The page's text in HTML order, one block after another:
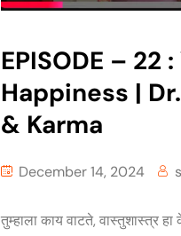
EPISODE –
Happiness |
& Karma
December 14, 2024
तुम्हाला काय वाटते, वास्तुशास्त्र